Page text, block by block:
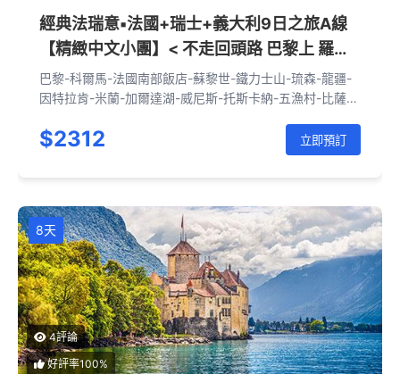
經典法瑞意▪法國+瑞士+義大利9日之旅A線
【精緻中文小團】< 不走回頭路 巴黎上 羅馬
下>
巴黎-科爾馬-法國南部飯店-蘇黎世-鐵力士山-琉森-龍疆-
因特拉肯-米蘭-加爾達湖-威尼斯-托斯卡納-五漁村-比薩-
$2312 立即預訂
8天
4評論
好評率100%